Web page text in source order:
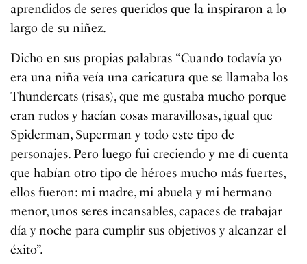
aprendidos de seres queridos que la inspiraron a lo
largo de su niñez.
Dicho en sus propias palabras “Cuando todavía yo
era una niña veía una caricatura que se llamaba los
Thundercats (risas), que me gustaba mucho porque
eran rudos y hacían cosas maravillosas, igual que
Spiderman, Superman y todo este tipo de
personajes. Pero luego fui creciendo y me di cuenta
que habían otro tipo de héroes mucho más fuertes,
ellos fueron: mi madre, mi abuela y mi hermano
menor, unos seres incansables, capaces de trabajar
día y noche para cumplir sus objetivos y alcanzar el
éxito”.